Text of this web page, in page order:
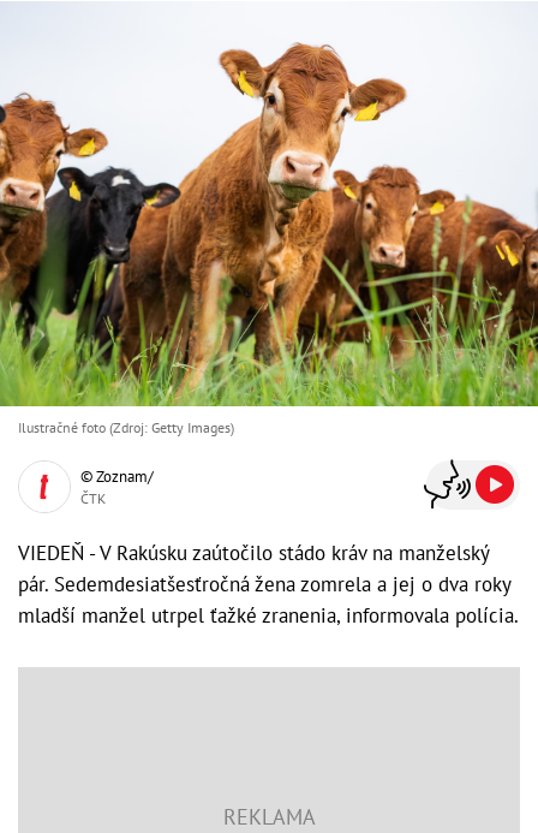
Ilustračné foto (Zdroj: Getty Images)
© Zoznam/
ČTK
VIEDEŇ - V Rakúsku zaútočilo stádo kráv na manželský
pár. Sedemdesiatšesťročná žena zomrela a jej o dva roky
mladší manžel utrpel ťažké zranenia, informovala polícia.